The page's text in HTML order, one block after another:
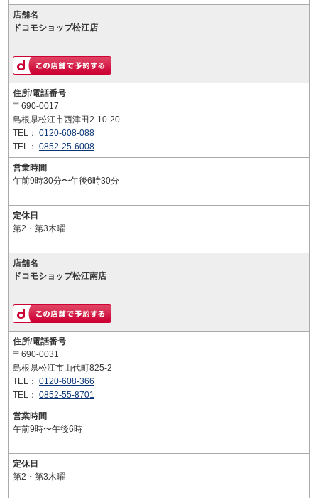
店舗名
ドコモショップ松江店
住所/電話番号
〒690-0017
島根県松江市西津田2-10-20
TEL： 0120-608-088
TEL： 0852-25-6008
営業時間
午前9時30分〜午後6時30分
定休日
第2・第3木曜
店舗名
ドコモショップ松江南店
住所/電話番号
〒690-0031
島根県松江市山代町825-2
TEL： 0120-608-366
TEL： 0852-55-8701
営業時間
午前9時〜午後6時
定休日
第2・第3木曜